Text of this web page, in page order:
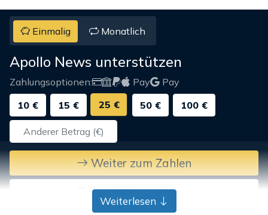
Einmalig Monatlich
Apollo News unterstützen
Zahlungsoptionen: Pay
Pay
10 €
15 € 25 € 50 € 100 €
Weiter zum Zahlen
Bank-Überweisung
Weiterlesen